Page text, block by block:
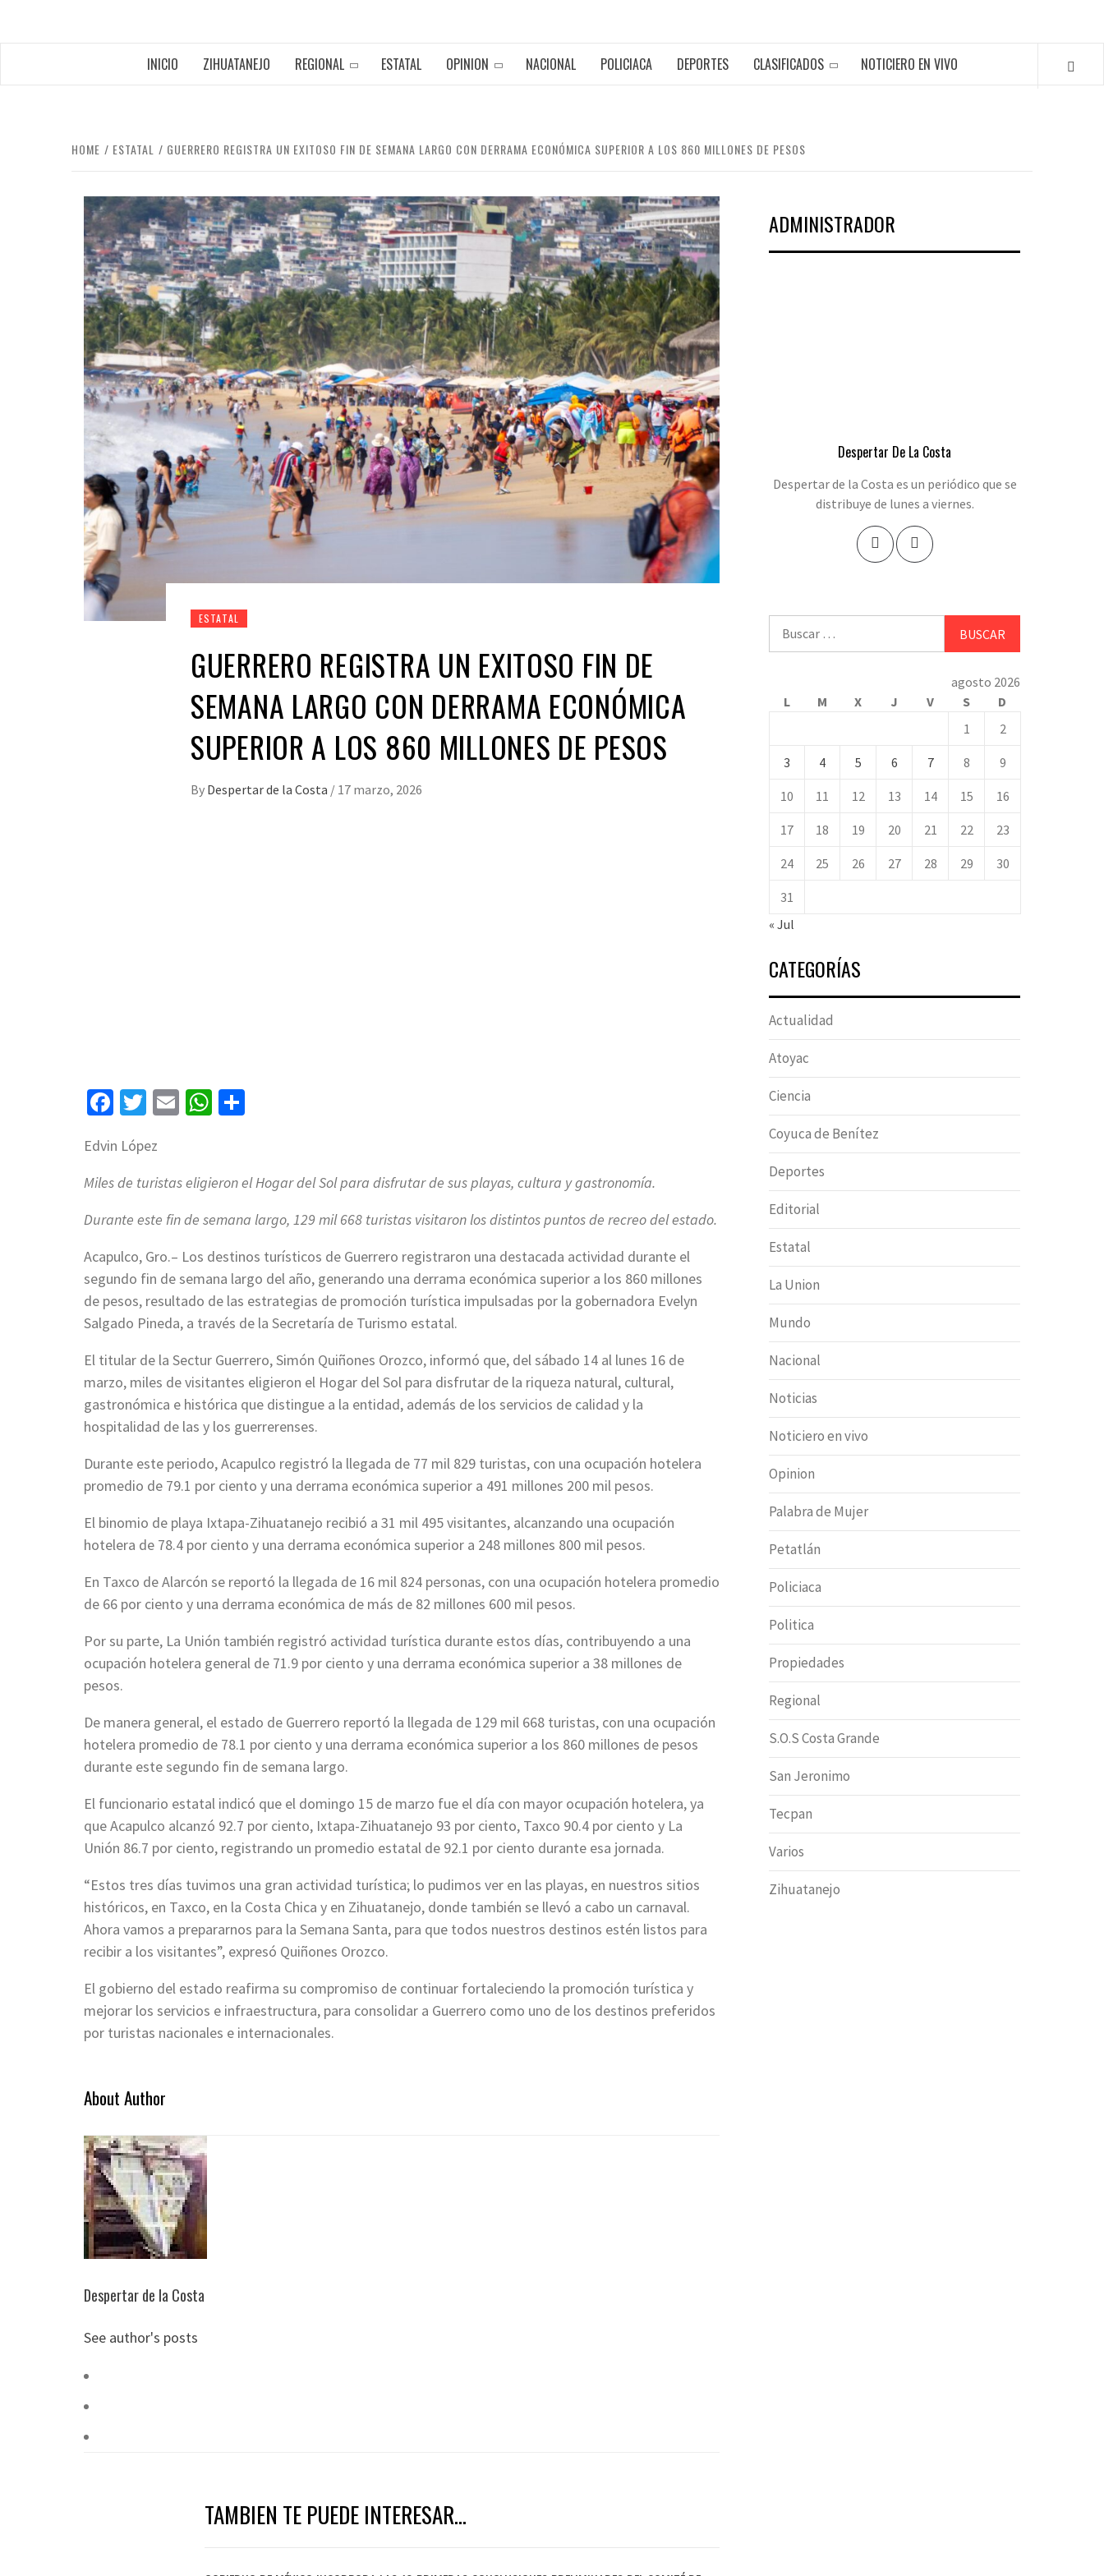
INICIO ZIHUATANEJO REGIONAL ESTATAL OPINION NACIONAL POLICIACA DEPORTES CLASIFICADOS NOTICIERO EN VIVO
HOME ESTATAL GUERRERO REGISTRA UN EXITOSO FIN DE SEMANA LARGO CON DERRAMA ECONÓMICA SUPERIOR A LOS 860 MILLONES DE PESOS
ESTATAL
GUERRERO REGISTRA UN EXITOSO FIN DE
SEMANA LARGO CON DERRAMA ECONÓMICA
SUPERIOR A LOS 860 MILLONES DE PESOS
By Despertar de la Costa / 17 marzo, 2026
Facebook
Twitter
EmailWhatsApp
Edvin López
Miles de turistas eligieron el Hogar del Sol para disfrutar de sus playas, cultura y gastronomía.
Durante este fin de semana largo, 129 mil 668 turistas visitaron los distintos puntos de recreo del estado.
Acapulco, Gro.– Los destinos turísticos de Guerrero registraron una destacada actividad durante el
segundo fin de semana largo del año, generando una derrama económica superior a los 860 millones
de pesos, resultado de las estrategias de promoción turística impulsadas por la gobernadora Evelyn
Salgado Pineda, a través de la Secretaría de Turismo estatal.
El titular de la Sectur Guerrero, Simón Quiñones Orozco, informó que, del sábado 14 al lunes 16 de
marzo, miles de visitantes eligieron el Hogar del Sol para disfrutar de la riqueza natural, cultural,
gastronómica e histórica que distingue a la entidad, además de los servicios de calidad y la
hospitalidad de las y los guerrerenses.
Durante este periodo, Acapulco registró la llegada de 77 mil 829 turistas, con una ocupación hotelera
promedio de 79.1 por ciento y una derrama económica superior a 491 millones 200 mil pesos.
El binomio de playa Ixtapa-Zihuatanejo recibió a 31 mil 495 visitantes, alcanzando una ocupación
hotelera de 78.4 por ciento y una derrama económica superior a 248 millones 800 mil pesos.
En Taxco de Alarcón se reportó la llegada de 16 mil 824 personas, con una ocupación hotelera promedio
de 66 por ciento y una derrama económica de más de 82 millones 600 mil pesos.
Por su parte, La Unión también registró actividad turística durante estos días, contribuyendo a una
ocupación hotelera general de 71.9 por ciento y una derrama económica superior a 38 millones de
pesos.
De manera general, el estado de Guerrero reportó la llegada de 129 mil 668 turistas, con una ocupación
hotelera promedio de 78.1 por ciento y una derrama económica superior a los 860 millones de pesos
durante este segundo fin de semana largo.
El funcionario estatal indicó que el domingo 15 de marzo fue el día con mayor ocupación hotelera, ya
que Acapulco alcanzó 92.7 por ciento, Ixtapa-Zihuatanejo 93 por ciento, Taxco 90.4 por ciento y La
Unión 86.7 por ciento, registrando un promedio estatal de 92.1 por ciento durante esa jornada.
“Estos tres días tuvimos una gran actividad turística; lo pudimos ver en las playas, en nuestros sitios
históricos, en Taxco, en la Costa Chica y en Zihuatanejo, donde también se llevó a cabo un carnaval.
Ahora vamos a prepararnos para la Semana Santa, para que todos nuestros destinos estén listos para
recibir a los visitantes”, expresó Quiñones Orozco.
El gobierno del estado reafirma su compromiso de continuar fortaleciendo la promoción turística y
mejorar los servicios e infraestructura, para consolidar a Guerrero como uno de los destinos preferidos
por turistas nacionales e internacionales.
About Author
Despertar de la Costa
See author's posts
TAMBIEN TE PUEDE INTERESAR...
ADMINISTRADOR
Despertar De La Costa
Despertar de la Costa es un periódico que se
distribuye de lunes a viernes.
agosto 2026
L
M X J V S
D
1
2
3 4 5 6 7 8 9
10 11 12 13 14 15 16
17 18 19 20 21 22 23
24 25 26 27 28 29 30
31
« Jul
CATEGORÍAS
Actualidad
Atoyac
Ciencia
Coyuca de Benítez
Deportes
Editorial
Estatal
La Union
Mundo
Nacional
Noticias
Noticiero en vivo
Opinion
Palabra de Mujer
Petatlán
Policiaca
Politica
Propiedades
Regional
S.O.S Costa Grande
San Jeronimo
Tecpan
Varios
Zihuatanejo